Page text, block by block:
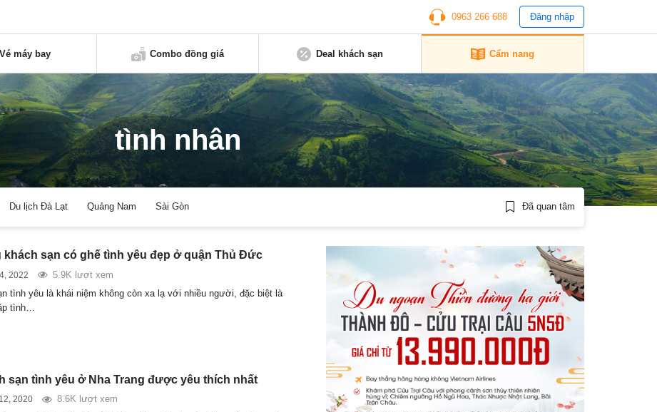
0963 266 688 Đăng nhập
Vé máy bay Combo đồng giá Deal khách sạn Cẩm nang
tình nhân
Du lịch Đà Lạt Quảng Nam Sài Gòn Đã quan tâm
khách sạn có ghế tình yêu đẹp ở quận Thủ Đức
2022
5.9K lượt xem
tình yêu là khái niệm không còn xa lạ với nhiều người, đặc biệt là
tình…
sạn tình yêu ở Nha Trang được yêu thích nhất
2020
8.6K lượt xem